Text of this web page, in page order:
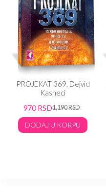
PROJEKAT 369, Dejvid
Kasneci
1,190RSD
970RSD
DODAJ U KORPU